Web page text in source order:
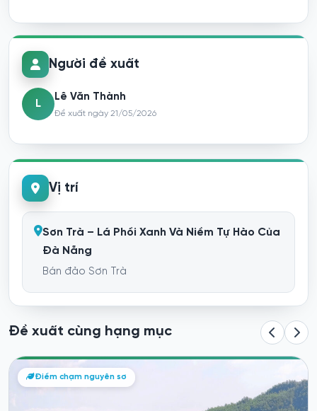
Người đề xuất
L
Lê Văn Thành
Đề xuất ngày 21/05/2026
Vị trí
Sơn Trà – Lá Phổi Xanh Và Niềm Tự Hào Của
Đà Nẵng
Bán đảo Sơn Trà
Đề xuất cùng hạng mục
Điểm chạm nguyên sơ
Bắt ốc sáng tại Đà Nẵng
Bãi biển Nam Ô, phường Hòa Hiệp Nam, quận Liên Chiểu, Đà